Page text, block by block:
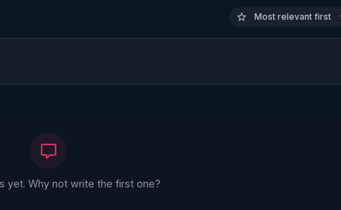
Most relevant first
yet. Why not write the first one?